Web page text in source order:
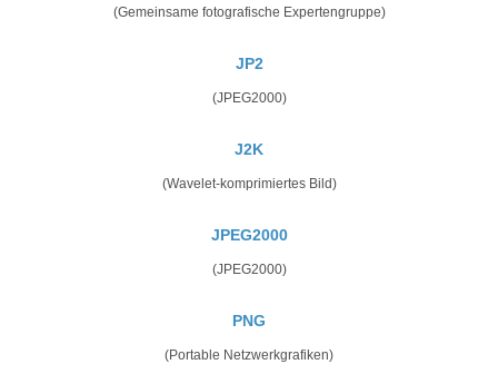
(Gemeinsame fotografische Expertengruppe)
JP2
(JPEG2000)
J2K
(Wavelet-komprimiertes Bild)
JPEG2000
(JPEG2000)
PNG
(Portable Netzwerkgrafiken)